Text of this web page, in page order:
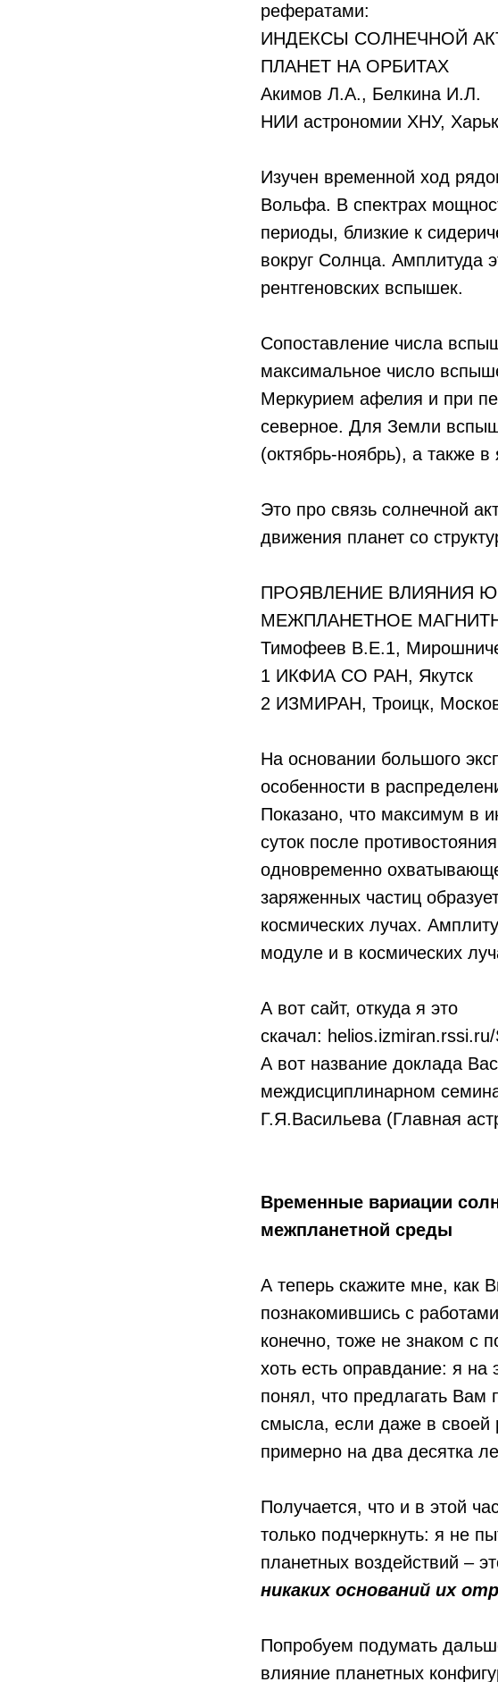
рефератами:
ИНДЕКСЫ СОЛНЕЧНОЙ
ПЛАНЕТ НА ОРБИТАХ
Акимов Л.А., Белкина И.Л.
НИИ астрономии ХНУ,
Изучен временной ход
Вольфа. В спектрах
периоды, близкие к
вокруг Солнца. Амплитуда
рентгеновских вспышек.
Сопоставление числа
максимальное число
Меркурием афелия и при
северное. Для Земли
(октябрь-ноябрь), а также
Это про связь солнечной
движения планет со
ПРОЯВЛЕНИЕ ВЛИЯНИЯ
МЕЖПЛАНЕТНОЕ
Тимофеев В.Е.1,
1 ИКФИА СО РАН, Якутск
2 ИЗМИРАН, Троицк,
На основании большого
особенности в
Показано, что максимум в
суток после
одновременно
заряженных частиц
космических лучах.
модуле и в космических
А вот сайт, откуда я это
скачал:
А вот название доклада
междисциплинарном
Г.Я.Васильева (Главная
Временные вариации
межпланетной среды
А теперь скажите мне, как
познакомившись с
конечно, тоже не знаком с
хоть есть оправдание: я
понял, что предлагать Вам
смысла, если даже в своей
примерно на два десятка
Получается, что и в этой
только подчеркнуть: я не
планетных воздействий –
никаких оснований их
Попробуем подумать
влияние планетных